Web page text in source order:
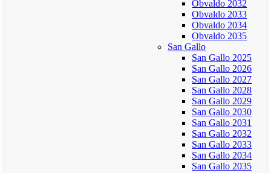
Obvaldo 2032
Obvaldo 2033
Obvaldo 2034
Obvaldo 2035
San Gallo
San Gallo 2025
San Gallo 2026
San Gallo 2027
San Gallo 2028
San Gallo 2029
San Gallo 2030
San Gallo 2031
San Gallo 2032
San Gallo 2033
San Gallo 2034
San Gallo 2035